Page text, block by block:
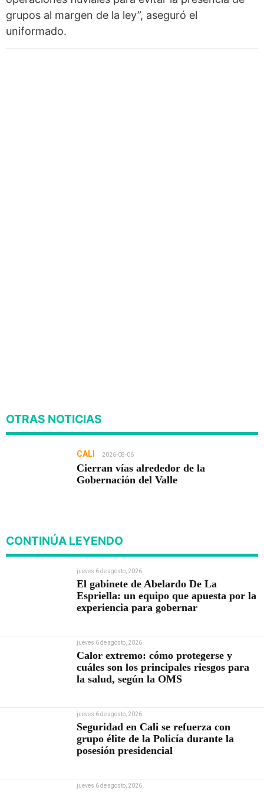
grupos al margen de la ley”, aseguró el
uniformado.
OTRAS NOTICIAS
CALI 2026-08-06
Cierran vías alrededor de la
Gobernación del Valle
CONTINÚA LEYENDO
jueves 6 de agosto, 2026
El gabinete de Abelardo De La
Espriella: un equipo que apuesta por la
experiencia para gobernar
jueves 6 de agosto, 2026
Calor extremo: cómo protegerse y
cuáles son los principales riesgos para
la salud, según la OMS
jueves 6 de agosto, 2026
Seguridad en Cali se refuerza con
grupo élite de la Policía durante la
posesión presidencial
jueves 6 de agosto, 2026